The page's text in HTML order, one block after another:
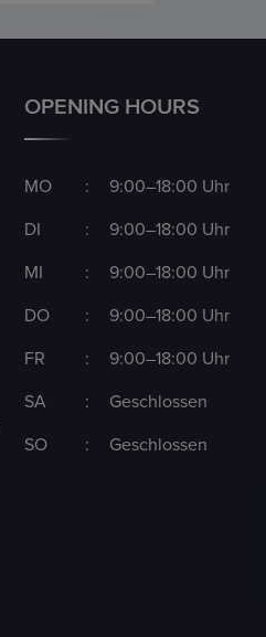
OPENING HOURS
MO : 9:00–18:00 Uhr
DI : 9:00–18:00 Uhr
MI : 9:00–18:00 Uhr
DO : 9:00–18:00 Uhr
FR : 9:00–18:00 Uhr
SA : Geschlossen
SO : Geschlossen